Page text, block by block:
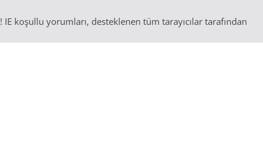
! IE koşullu yorumları, desteklenen tüm tarayıcılar tarafından